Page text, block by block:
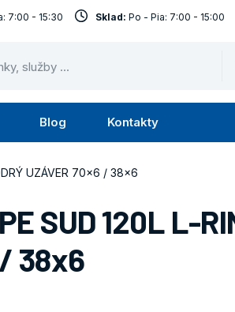
Submenu
O
Blog Kontakty
7:00 - 15:30 Sklad: Po - Pia: 7:00 - 15:00
UZÁVER 70x6 / 38x6
PE SUD 120L L-
/ 38x6